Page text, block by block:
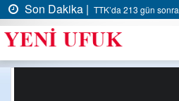
Son Dakika | TTK’da 213 gün